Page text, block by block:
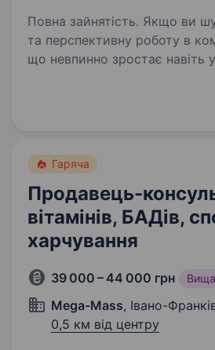
Повна зайнятість. Якщо ви шукаєте стабільну
та перспективну роботу в
що невпинно зростає навіть
Гаряча
Продавець-
вітамінів, БАДів,
харчування
39 000 – 44 000 грн
Mega-Mass, Івано-
0,5 км від центру